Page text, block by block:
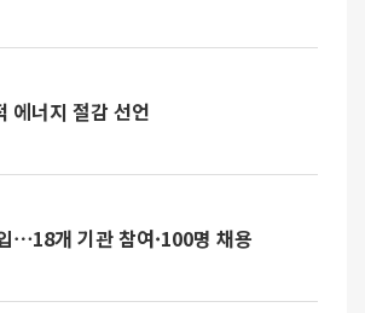
에너지 절감 선언
⋯18개 기관 참여·100명 채용